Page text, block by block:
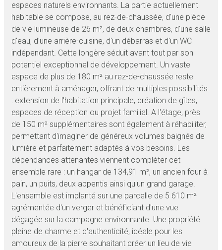
espaces naturels environnants. La partie actuellement
habitable se compose, au rez-de-chaussée, d'une pièce
de vie lumineuse de 26 m², de deux chambres, d'une salle
d'eau, d'une arrière-cuisine, d'un débarras et d'un WC
indépendant. Cette longère séduit avant tout par son
potentiel exceptionnel de développement. Un vaste
espace de plus de 180 m² au rez-de-chaussée reste
entièrement à aménager, offrant de multiples possibilités
: extension de l'habitation principale, création de gîtes,
espaces de réception ou projet familial. A l'étage, près
de 150 m² supplémentaires sont également à réhabiliter,
permettant d'imaginer de généreux volumes baignés de
lumière et parfaitement adaptés à vos besoins. Les
dépendances attenantes viennent compléter cet
ensemble rare : un hangar de 134,91 m², un ancien four à
pain, un puits, deux appentis ainsi qu'un grand garage.
L'ensemble est implanté sur une parcelle de 5 610 m²
agrémentée d'un verger et bénéficiant d'une vue
dégagée sur la campagne environnante. Une propriété
pleine de charme et d'authenticité, idéale pour les
amoureux de la pierre souhaitant créer un lieu de vie